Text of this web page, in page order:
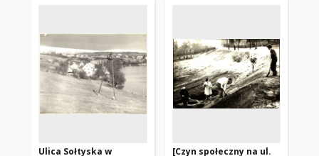
Ulica Sołtyska w
[Czyn społeczny na ul.